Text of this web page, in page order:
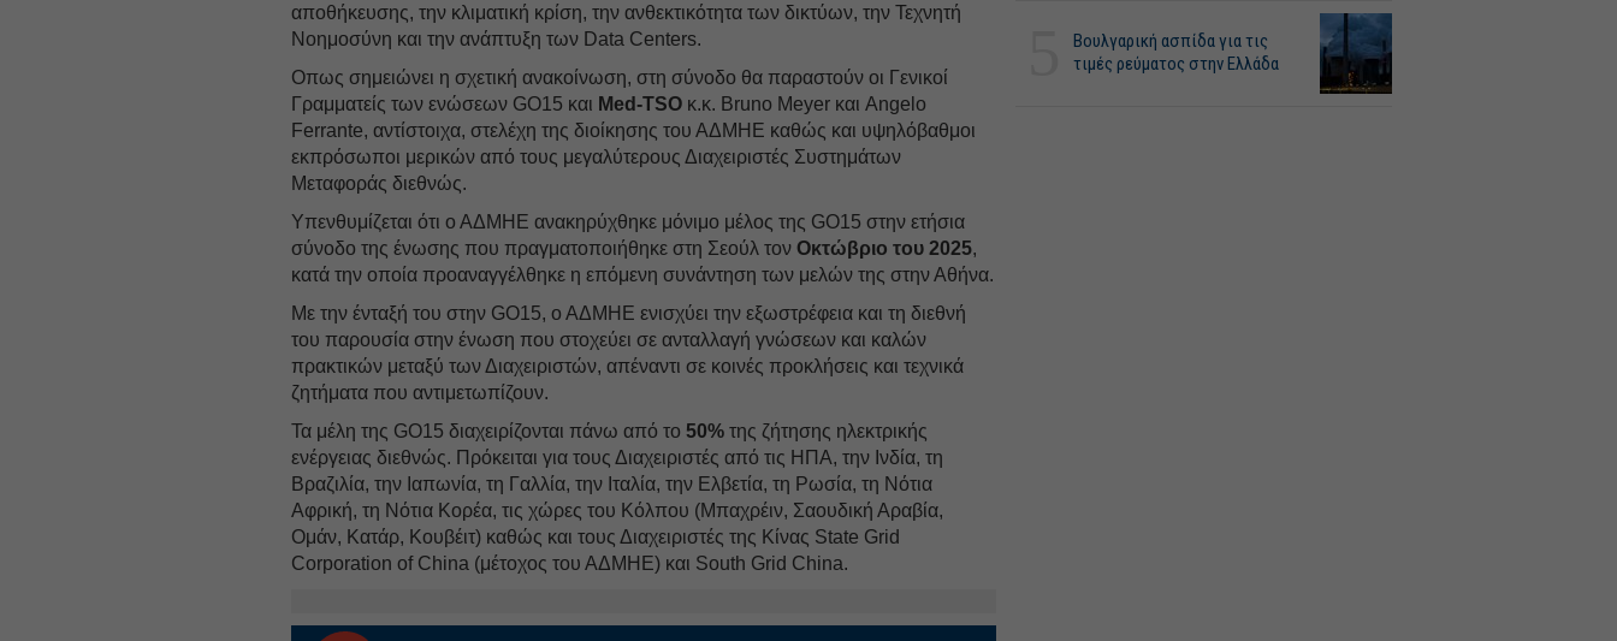
αποθήκευσης, την κλιματική κρίση, την ανθεκτικότητα των δικτύων, την Τεχνητή
Νοημοσύνη και την ανάπτυξη των Data Centers.
Οπως σημειώνει η σχετική ανακοίνωση, στη σύνοδο θα παραστούν οι Γενικοί
Γραμματείς των ενώσεων GO15 και Med-TSO κ.κ. Bruno Meyer και Angelo
Ferrante, αντίστοιχα, στελέχη της διοίκησης του ΑΔΜΗΕ καθώς και υψηλόβαθμοι
εκπρόσωποι μερικών από τους μεγαλύτερους Διαχειριστές Συστημάτων
Μεταφοράς διεθνώς.
Υπενθυμίζεται ότι ο ΑΔΜΗΕ ανακηρύχθηκε μόνιμο μέλος της GO15 στην ετήσια
σύνοδο της ένωσης που πραγματοποιήθηκε στη Σεούλ τονΟκτώβριο του 2025,
κατά την οποία προαναγγέλθηκε η επόμενη συνάντηση των μελών της στην Αθήνα.
Με την ένταξή του στην GO15, ο ΑΔΜΗΕ ενισχύει την εξωστρέφεια και τη διεθνή
του παρουσία στην ένωση που στοχεύει σε ανταλλαγή γνώσεων και καλών
πρακτικών μεταξύ των Διαχειριστών, απέναντι σε κοινές προκλήσεις και τεχνικά
ζητήματα που αντιμετωπίζουν.
Τα μέλη της GO15 διαχειρίζονται πάνω από το50% της ζήτησης ηλεκτρικής
ενέργειας διεθνώς. Πρόκειται για τους Διαχειριστές από τις ΗΠΑ, την Ινδία, τη
Βραζιλία, την Ιαπωνία, τη Γαλλία, την Ιταλία, την Ελβετία, τη Ρωσία, τη Νότια
Αφρική, τη Νότια Κορέα, τις χώρες του Κόλπου (Μπαχρέιν, Σαουδική Αραβία,
Ομάν, Κατάρ, Κουβέιτ) καθώς και τους Διαχειριστές της Κίνας State Grid
Corporation of China (μέτοχος του ΑΔΜΗΕ) και South Grid China.
Βουλγαρική ασπίδα για τις
τιμές ρεύματος στην Ελλάδα